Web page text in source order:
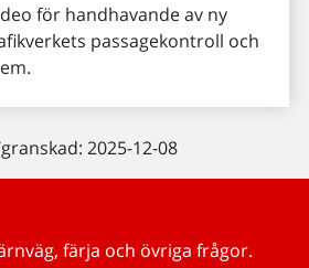
för handhavande av ny
passagekontroll och
2025-12-08
färja och övriga frågor.